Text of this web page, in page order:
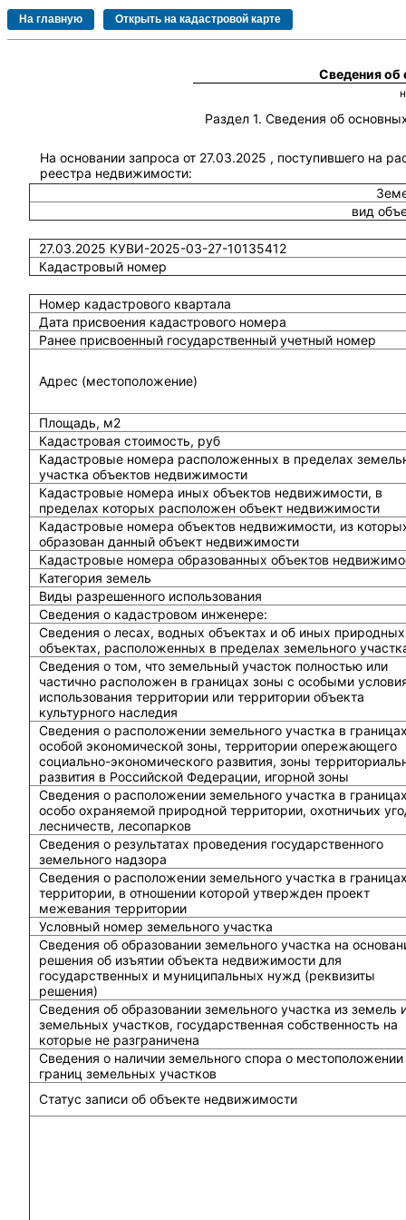
Сведения
Раздел 1. Сведения об
На основании запроса от 27.03.2025 , поступившего на
реестра недвижимости:
вид
27.03.2025 КУВИ-2025-03-27-10135412
Кадастровый номер
Номер кадастрового квартала
Дата присвоения кадастрового номера
Ранее присвоенный государственный учетный номер
Адрес (местоположение)
Площадь, м2
Кадастровая стоимость, руб
Кадастровые номера расположенных в пределах
участка объектов недвижимости
Кадастровые номера иных объектов недвижимости, в
пределах которых расположен объект недвижимости
Кадастровые номера объектов недвижимости, из
образован данный объект недвижимости
Кадастровые номера образованных объектов
Категория земель
Виды разрешенного использования
Сведения о кадастровом инженере:
Cведения о лесах, водных объектах и об иных природных
объектах, расположенных в пределах земельного
Сведения о том, что земельный участок полностью или
частично расположен в границах зоны с особыми
использования территории или территории объекта
культурного наследия
Сведения о расположении земельного участка в
особой экономической зоны, территории опережающего
социально-экономического развития, зоны
развития в Российской Федерации, игорной зоны
Сведения о расположении земельного участка в
особо охраняемой природной территории, охотничьих
лесничеств, лесопарков
Сведения о результатах проведения государственного
земельного надзора
Сведения о расположении земельного участка в
территории, в отношении которой утвержден проект
межевания территории
Условный номер земельного участка
Сведения об образовании земельного участка на
решения об изъятии объекта недвижимости для
государственных и муниципальных нужд (реквизиты
решения)
Сведения об образовании земельного участка из земель
земельных участков, государственная собственность на
которые не разграничена
Сведения о наличии земельного спора о местоположении
границ земельных участков
Статус записи об объекте недвижимости